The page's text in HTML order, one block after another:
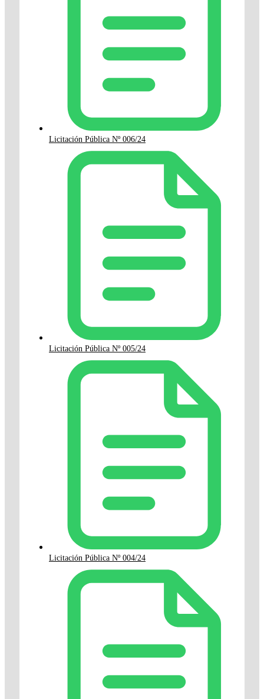
Licitación Pública Nº 006/24
Licitación Pública Nº 005/24
Licitación Pública Nº 004/24